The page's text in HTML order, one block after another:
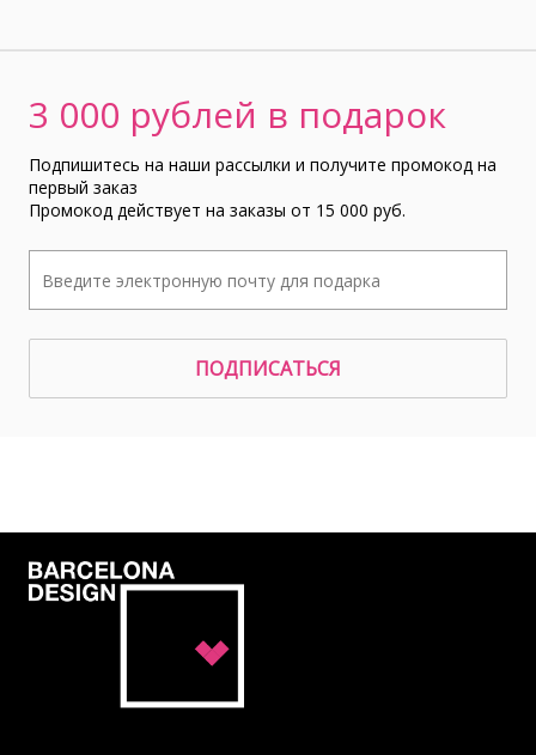
3 000 рублей в подарок
Подпишитесь на наши рассылки и получите промокод на
первый заказ
Промокод действует на заказы от 15 000 руб.
ПОДПИСАТЬСЯ